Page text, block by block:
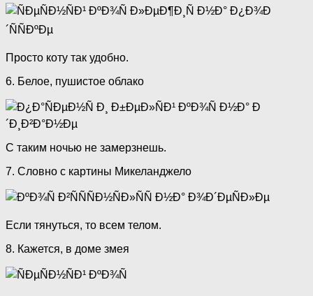
Просто коту так удобно.
6. Белое, пушистое облако
С таким ночью не замерзнешь.
7. Словно с картины Микеланджело
Если тянуться, то всем телом.
8. Кажется, в доме змея